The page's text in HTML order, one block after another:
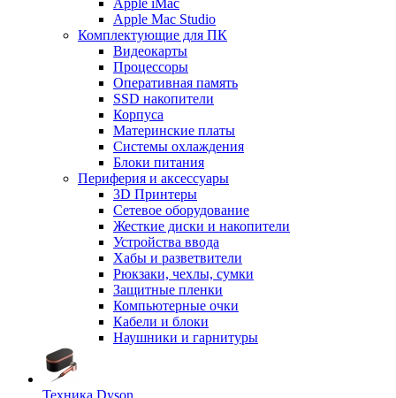
Apple iMac
Apple Mac Studio
Комплектующие для ПК
Видеокарты
Процессоры
Оперативная память
SSD накопители
Корпуса
Материнские платы
Системы охлаждения
Блоки питания
Периферия и аксессуары
3D Принтеры
Сетевое оборудование
Жесткие диски и накопители
Устройства ввода
Хабы и разветвители
Рюкзаки, чехлы, сумки
Защитные пленки
Компьютерные очки
Кабели и блоки
Наушники и гарнитуры
Техника Dyson